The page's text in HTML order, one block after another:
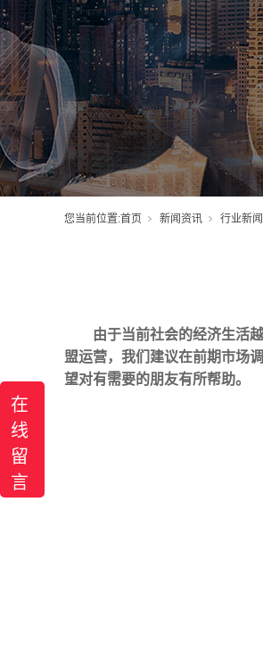
您当前位置:首页 新闻资讯 行业新闻
由于当前社会的经济生活
盟运营，我们建议在前期市场
望对有需要的朋友有所帮助。
在
线
留
言